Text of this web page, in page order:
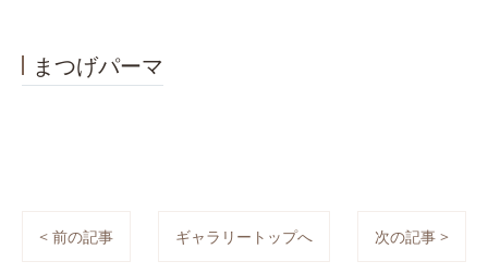
まつげパーマ
< 前の記事 ギャラリートップへ 次の記事 >